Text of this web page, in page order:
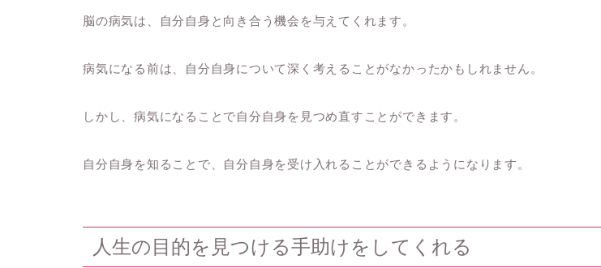
脳の病気は、自分自身と向き合う機会を与えてくれます。
病気になる前は、自分自身について深く考えることがなかったかもしれません。
しかし、病気になることで自分自身を見つめ直すことができます。
自分自身を知ることで、自分自身を受け入れることができるようになります。
人生の目的を見つける手助けをしてくれる